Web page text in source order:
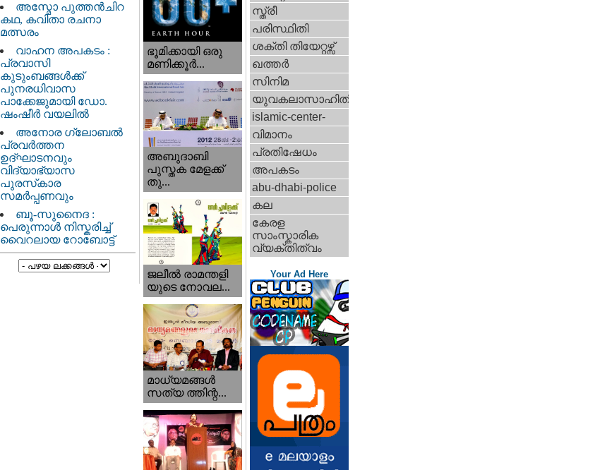
അസ്മോ പുത്തൻചിറ
കഥ, കവിതാ രചനാ
മത്സരം
വാഹന അപകടം :
പ്രവാസി
കുടുംബങ്ങൾക്ക്
പുനരധിവാസ
പാക്കേജുമായി ഡോ.
ഷംഷീർ വയലിൽ
അനോര ഗ്ലോബൽ
പ്രവർത്തന
ഉദ്ഘാടനവും
വിദ്യാഭ്യാസ
പുരസ്‌കാര
സമർപ്പണവും
ബൂ-സുനൈദ :
പെരുന്നാൾ നിസ്കരിച്ച്
വൈറലായ റോബോട്ട്
ഭൂമിക്കായി ഒരു
മണിക്കൂര്‍...
അബുദാബി
പുസ്തക മേളക്ക്
തു...
ജലീല്‍ രാമന്തളി
യുടെ നോവല...
മാധ്യമങ്ങള്‍
സത്യ ത്തിന്റ...
സ്ത്രീ
പരിസ്ഥിതി
ശക്തി തിയേറ്റഴ്സ്
ഖത്തര്‍
സിനിമ
യുവകലാസാഹിതി
islamic-center-
വിമാനം
പ്രതിഷേധം
അപകടം
abu-dhabi-police
കല
കേരള
സാംസ്കാരിക
വ്യക്തിത്വം
Your Ad Here